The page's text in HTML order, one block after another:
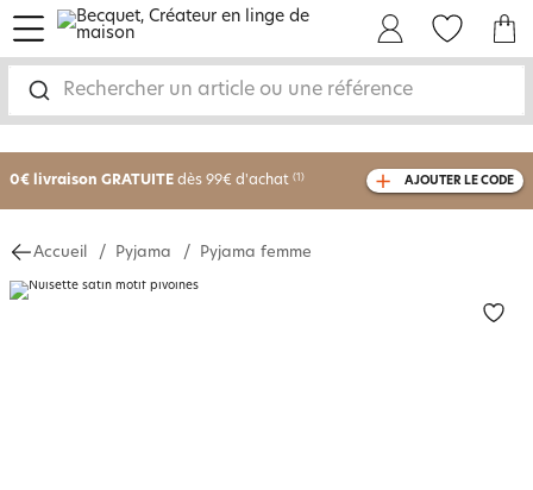
Rechercher un article ou une référence
menu
-25% sur votre commandedès 2 articles
0€ livraison GRATUITE dès 99€ d'achat (1) AJOUTER LE CODE
Accueil Pyjama Pyjama femme